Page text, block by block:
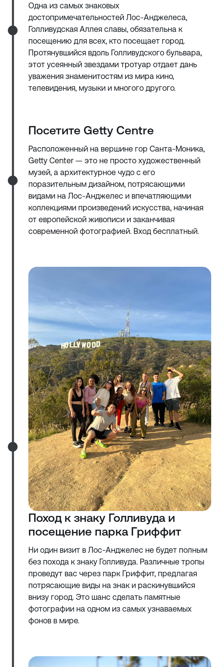
Одна из самых знаковых
достопримечательностей Лос-Анджелеса,
Голливудская Аллея славы, обязательна к
посещению для всех, кто посещает город.
Протянувшийся вдоль Голливудского бульвара,
этот усеянный звездами тротуар отдает дань
уважения знаменитостям из мира кино,
телевидения, музыки и многого другого.
Посетите Getty Centre
Расположенный на вершине гор Санта-Моника,
Getty Center — это не просто художественный
музей, а архитектурное чудо с его
поразительным дизайном, потрясающими
видами на Лос-Анджелес и впечатляющими
коллекциями произведений искусства, начиная
от европейской живописи и заканчивая
современной фотографией. Вход бесплатный.
Поход к знаку Голливуда и
посещение парка Гриффит
Ни один визит в Лос-Анджелес не будет полным
без похода к знаку Голливуда. Различные тропы
проведут вас через парк Гриффит, предлагая
потрясающие виды на знак и раскинувшийся
внизу город. Это шанс сделать памятные
фотографии на одном из самых узнаваемых
фонов в мире.